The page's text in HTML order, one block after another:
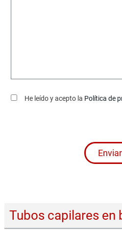
Tubos capilares en
He leído y acepto la Política de
Enviar